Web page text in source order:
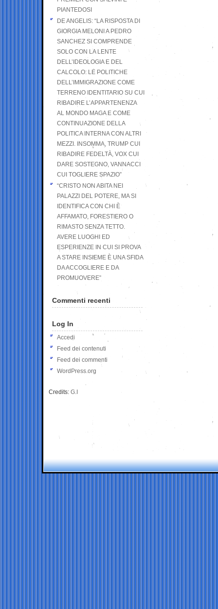
PIANTEDOSI
DE ANGELIS: “LA RISPOSTA DI
GIORGIA MELONI A PEDRO
SANCHEZ SI COMPRENDE
SOLO CON LA LENTE
DELL’IDEOLOGIA E DEL
CALCOLO: LE POLITICHE
DELL’IMMIGRAZIONE COME
TERRENO IDENTITARIO SU CUI
RIBADIRE L’APPARTENENZA
AL MONDO MAGA E COME
CONTINUAZIONE DELLA
POLITICA INTERNA CON ALTRI
MEZZI. INSOMMA, TRUMP CUI
RIBADIRE FEDELTÀ, VOX CUI
DARE SOSTEGNO, VANNACCI
CUI TOGLIERE SPAZIO”
“CRISTO NON ABITA NEI
PALAZZI DEL POTERE, MA SI
IDENTIFICA CON CHI È
AFFAMATO, FORESTIERO O
RIMASTO SENZA TETTO.
AVERE LUOGHI ED
ESPERIENZE IN CUI SI PROVA
A STARE INSIEME È UNA SFIDA
DA ACCOGLIERE E DA
PROMUOVERE”
Commenti recenti
Log In
Accedi
Feed dei contenuti
Feed dei commenti
WordPress.org
Credits: G.I